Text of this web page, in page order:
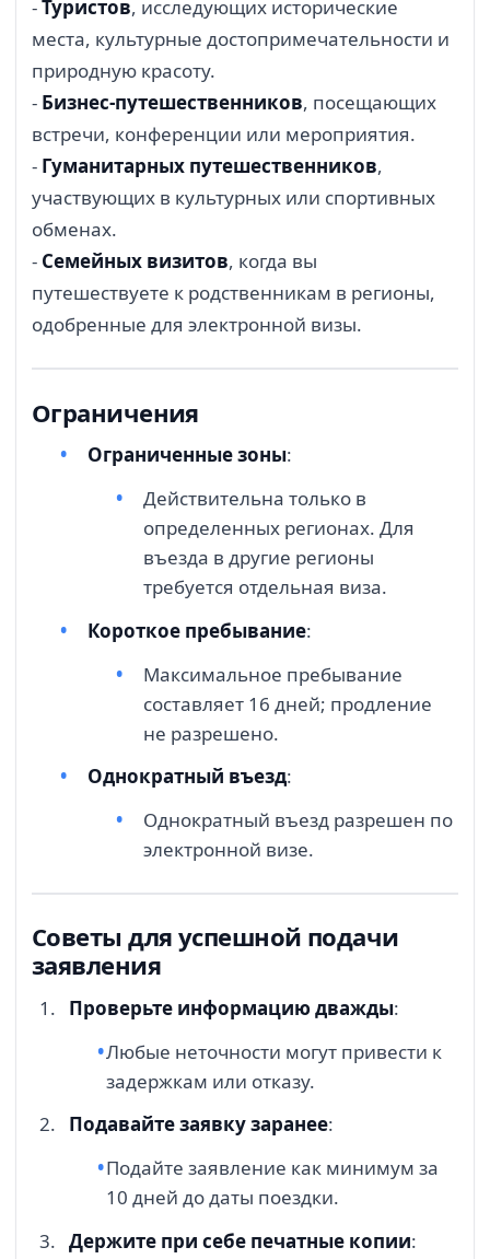
-Туристов, исследующих исторические
места, культурные достопримечательности и
природную красоту.
- Бизнес-путешественников, посещающих
встречи, конференции или мероприятия.
- Гуманитарных путешественников,
участвующих в культурных или спортивных
обменах.
- Семейных визитов, когда вы
путешествуете к родственникам в регионы,
одобренные для электронной визы.
Ограничения
Ограниченные зоны:
Действительна только в
определенных регионах. Для
въезда в другие регионы
требуется отдельная виза.
Короткое пребывание:
Максимальное пребывание
составляет 16 дней; продление
не разрешено.
Однократный въезд:
Однократный въезд разрешен по
электронной визе.
Советы для успешной подачи
заявления
Проверьте информацию дважды:
Любые неточности могут привести к
задержкам или отказу.
Подавайте заявку заранее:
Подайте заявление как минимум за
10 дней до даты поездки.
Держите при себе печатные копии: